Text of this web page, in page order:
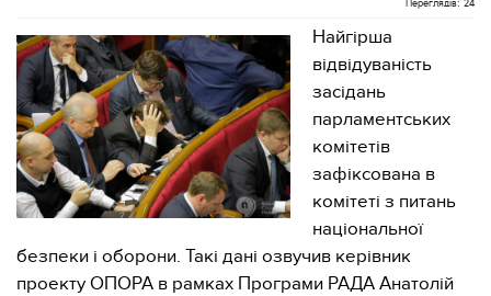
Переглядів: 24
Найгірша
відвідуваність
засідань
парламентських
комітетів
зафіксована в
комітеті з питань
національної
безпеки і оборони. Такі дані озвучив керівник
проекту ОПОРА в рамках Програми РАДА Анатолій